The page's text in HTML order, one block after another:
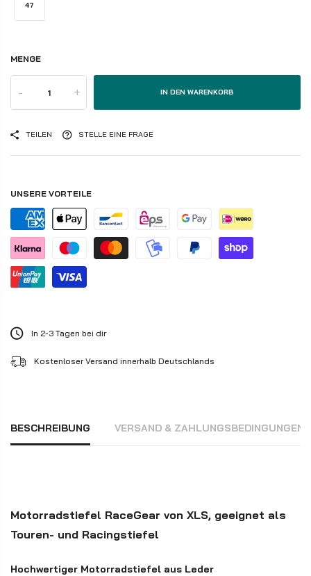
47
MENGE
- + IN DEN WARENKORB
TEILEN STELLE EINE FRAGE
UNSERE VORTEILE
In 2-3 Tagen bei dir
Kostenloser Versand innerhalb Deutschlands
BESCHREIBUNG VERSAND & ZAHLUNGSBEDINGUNGEN
Motorradstiefel RaceGear von XLS, geeignet als
Touren- und Racingstiefel
Hochwertiger Motorradstiefel aus Leder